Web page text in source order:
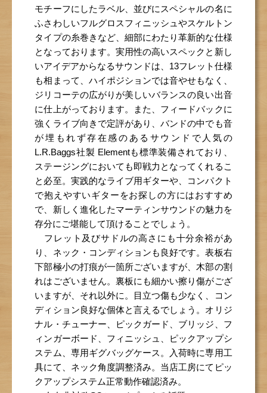
モチーフにしたラベル、並びにスペシャルの名に
ふさわしいフルグロスフィニッシュやスケルトン
タイプの糸巻きなど、細部にわたり革新的な仕様
となっております。実用性の高いスペックと新し
いアイデアからなるサウンドは、13フレット仕様
も相まって、ハイポジションでは音やせもなく、
ジリコーテの広がりが美しいバランスの良い出音
に仕上がっております。また、フィードバックに
強くライブ向きで定評があり、バンドの中でも音
が埋もれず存在感のあるサウンドで人気の
L.R.Baggs社製 Elementも標準装備されており、
ステージングにおいても即戦力となってくれるこ
と必至。実践的なライブ用ギターや、コンパクト
で抱えやすいギターをお探しの方にはおすすめ
で、新しく進化したマーティンサウンドの魅力を
存分にご堪能して頂けることでしょう。
フレット及びサドルの高さにも十分余裕があ
り、ネック・コンディションも良好です。表板右
下部極小の打痕が一箇所ございますが、木部の割
れはございません。裏板にも細かい擦り傷がござ
いますが、それ以外に。目立つ傷も少なく、コン
ディション良好な個体と言えるでしょう。オリジ
ナル・チューナー、ピックガード、ブリッジ、フ
ィンガーボード、フィニッシュ、ピックアップシ
ステム、専用ギグバッグケース。入荷時に専用工
具にて、ネック角度調整済み。当店工房にてピッ
クアップシステム正常動作確認済み。